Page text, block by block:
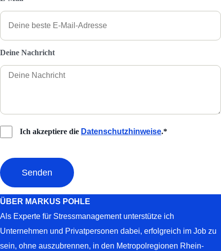
Deine Nachricht
Ich akzeptiere die Datenschutzhinweise.*
ÜBER MARKUS POHLE
Als Experte für Stressmanagement unterstütze ich
Unternehmen und Privatpersonen dabei, erfolgreich im Job zu
sein, ohne auszubrennen, in den Metropolregionen Rhein-